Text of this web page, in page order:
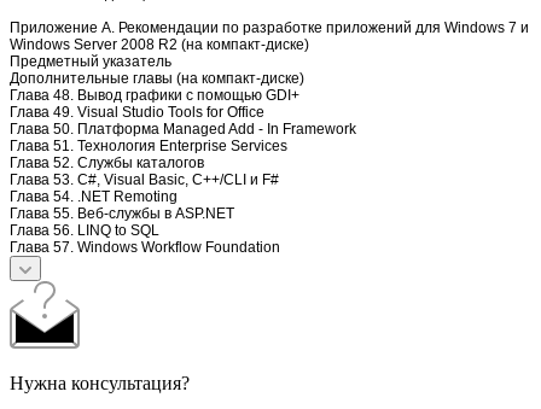
Приложение A. Рекомендации по разработке приложений для Windows 7 и
Windows Server 2008 R2 (на компакт-диске)
Предметный указатель
Дополнительные главы (на компакт-диске)
Глава 48. Вывод графики с помощью GDI+
Глава 49. Visual Studio Tools for Office
Глава 50. Платформа Managed Add - In Framework
Глава 51. Технология Enterprise Services
Глава 52. Службы каталогов
Глава 53. C#, Visual Basic, C++/CLI и F#
Глава 54. .NET Remoting
Глава 55. Веб-службы в ASP.NET
Глава 56. LINQ to SQL
Глава 57. Windows Workflow Foundation
Нужна консультация?